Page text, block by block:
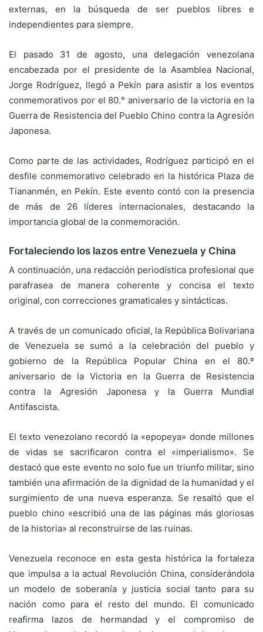
externas, en la búsqueda de ser pueblos libres e
independientes para siempre.
El pasado 31 de agosto, una delegación venezolana
encabezada por el presidente de la Asamblea Nacional,
Jorge Rodríguez, llegó a Pekín para asistir a los eventos
conmemorativos por el 80.° aniversario de la victoria en la
Guerra de Resistencia del Pueblo Chino contra la Agresión
Japonesa.
Como parte de las actividades, Rodríguez participó en el
desfile conmemorativo celebrado en la histórica Plaza de
Tiananmén, en Pekín. Este evento contó con la presencia
de más de 26 líderes internacionales, destacando la
importancia global de la conmemoración.
Fortaleciendo los lazos entre Venezuela y China
A continuación, una redacción periodística profesional que
parafrasea de manera coherente y concisa el texto
original, con correcciones gramaticales y sintácticas.
A través de un comunicado oficial, la República Bolivariana
de Venezuela se sumó a la celebración del pueblo y
gobierno de la República Popular China en el 80.º
aniversario de la Victoria en la Guerra de Resistencia
contra la Agresión Japonesa y la Guerra Mundial
Antifascista.
El texto venezolano recordó la «epopeya» donde millones
de vidas se sacrificaron contra el «imperialismo». Se
destacó que este evento no solo fue un triunfo militar, sino
también una afirmación de la dignidad de la humanidad y el
surgimiento de una nueva esperanza. Se resaltó que el
pueblo chino «escribió una de las páginas más gloriosas
de la historia» al reconstruirse de las ruinas.
Venezuela reconoce en esta gesta histórica la fortaleza
que impulsa a la actual Revolución China, considerándola
un modelo de soberanía y justicia social tanto para su
nación como para el resto del mundo. El comunicado
reafirma lazos de hermandad y el compromiso de